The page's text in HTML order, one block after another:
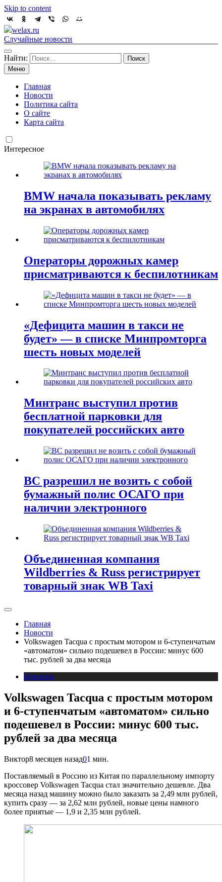
Skip to content
welax.ru
Случайные новости
Найти:
Меню
Главная
Новости
Политика сайта
О сайте
Карта сайта
Интересное
BMW начала показывать рекламу
на экранах в автомобилях
Операторы дорожных камер
присматриваются к беспилотникам
«Дефицита машин в такси не
будет» — в списке Минпромторга
шесть новых моделей
Минтранс выступил против
бесплатной парковки для
покупателей российских авто
ВС разрешил не возить с собой
бумажный полис ОСАГО при
наличии электронного
Объединенная компания
Wildberries & Russ регистрирует
товарный знак WB Taxi
Главная
Новости
Volkswagen Tacqua с простым мотором и 6-ступенчатым
«автоматом» сильно подешевел в России: минус 600
тыс. рублей за два месяца
Новости
Volkswagen Tacqua с простым мотором
и 6-ступенчатым «автоматом» сильно
подешевел в России: минус 600 тыс.
рублей за два месяца
Виктор8 месяцев назад01 мин.
Поставляемый в Россию из Китая по параллельному импорту
кроссовер Volkswagen Tacqua стал значительно дешевле. Два
месяца назад машину можно было заказать за 2,49 млн рублей,
купить сразу — за 2,62 млн рублей, новые цены намного
более приятые — 1,9 и 2,35 млн рублей.